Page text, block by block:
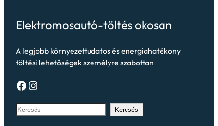
Elektromosautó-töltés okosan
A legjobb környezettudatos és energiahatékony
töltési lehetőségek személyre szabottan
Keresés